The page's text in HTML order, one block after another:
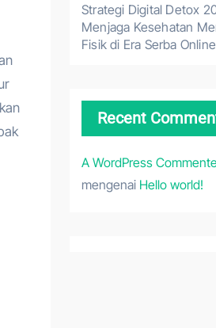
Strategi Digital Detox
Menjaga Kesehatan
Fisik di Era Serba Online
Recent
A WordPress
mengenai Hello world!